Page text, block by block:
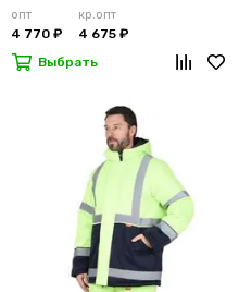
опт
4 770 ₽
кр.опт
4 675 ₽
Выбрать